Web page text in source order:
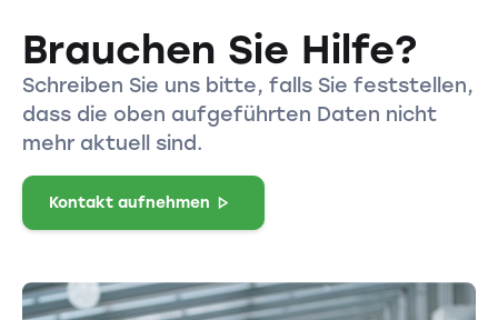
Brauchen Sie Hilfe?
Schreiben Sie uns bitte, falls Sie feststellen,
dass die oben aufgeführten Daten nicht
mehr aktuell sind.
Kontakt aufnehmen